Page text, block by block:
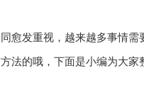
发重视，越来越多事情需
法的哦，下面是小编为大